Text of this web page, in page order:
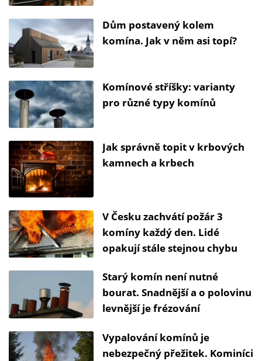
Dům postavený kolem
komína. Jak v něm asi topí?
Komínové stříšky: varianty
pro různé typy komínů
Jak správně topit v krbových
kamnech a krbech
V Česku zachvátí požár 3
komíny každý den. Lidé
opakují stále stejnou chybu
Starý komín není nutné
bourat. Snadnější a o polovinu
levnější je frézování
Vypalování komínů je
nebezpečný přežitek. Kominíci